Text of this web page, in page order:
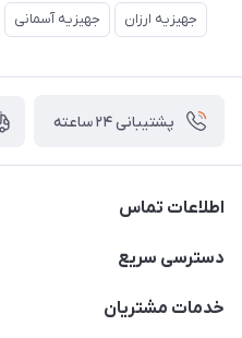
جهیزیه ارزان جهیزیه آسمانی
پشتیبانی ۲۴ ساعته
اطلاعات تماس
02177111474
دسترسی سریع
حساب کاربری
خدمات مشتریان